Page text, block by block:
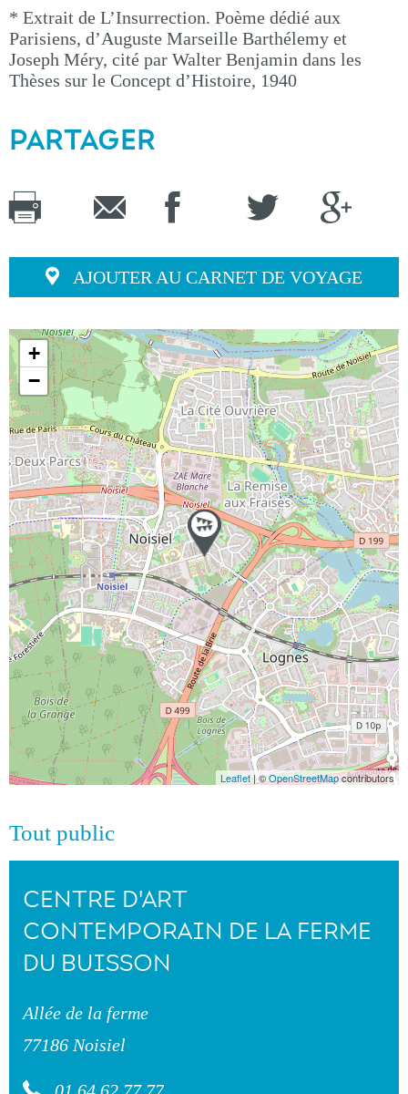
* Extrait de L’Insurrection. Poème dédié aux
Parisiens, d’Auguste Marseille Barthélemy et
Joseph Méry, cité par Walter Benjamin dans les
Thèses sur le Concept d’Histoire, 1940
PARTAGER
AJOUTER AU CARNET DE VOYAGE
+
−
Leaflet| ©OpenStreetMapcontributors
Tout public
CENTRE D'ART
CONTEMPORAIN DE LA FERME
DU BUISSON
Allée de la ferme
77186 Noisiel
01 64 62 77 77